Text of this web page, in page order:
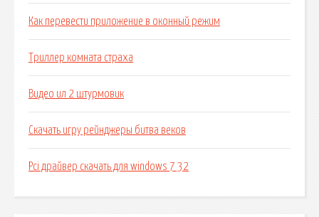
Как перевести приложение в оконный режим
Триллер комната страха
Видео ил 2 штурмовик
Скачать игру рейнджеры битва веков
Pci драйвер скачать для windows 7 32